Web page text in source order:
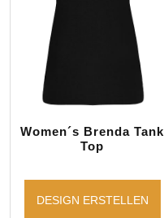
Women´s Brenda Tank
Top
DESIGN ERSTELLEN